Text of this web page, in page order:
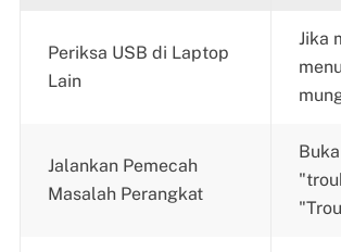
Periksa USB di Laptop
Lain
Jika
Jalankan Pemecah
Masalah Perangkat